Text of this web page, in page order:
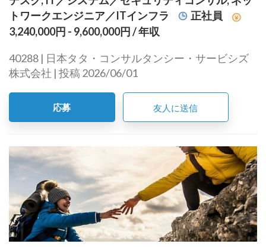
トワークエンジニア／ITインフラ
正社員
3,240,000円 - 9,600,000円/ 年収
40288 | 日本タタ・コンサルタンシー・サービシズ
株式会社 | 投稿 2026/06/01
応募 友人に送信